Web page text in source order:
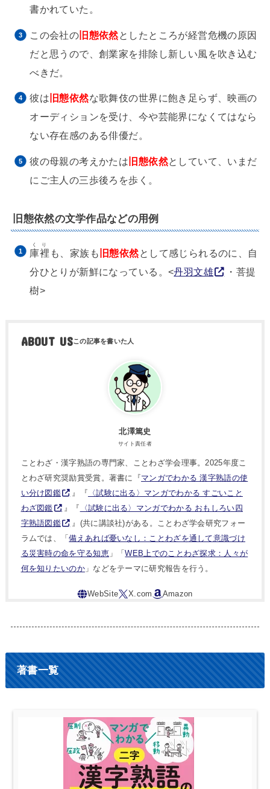
書かれていた。
この会社の 旧態依然としたところが経営危機の原因
だと思うので、創業家を排除し新しい風を吹き込む
べきだ。
彼は 旧態依然な歌舞伎の世界に飽き足らず、映画の
オーディションを受け、今や芸能界になくてはなら
ない存在感のある俳優だ。
彼の母親の考えかたは 旧態依然としていて、いまだ
にご主人の三歩後ろを歩く。
旧態依然の文学作品などの用例
庫裡
くり
も、家族も 旧態依然として感じられるのに、自
分ひとりが新鮮になっている。<丹羽文雄
・菩提
樹>
ABOUT US
北澤篤史
サイト責任者
ことわざ・漢字熟語の専門家、ことわざ学会理事。2025年度こ
とわざ研究奨励賞受賞。著書に『マンガでわかる 漢字熟語の使
い分け図鑑
』『 〈試験に出る〉マンガでわかる すごいこと
わざ図鑑
』『
〈試験に出る〉マンガでわかる おもしろい四
字熟語図鑑
』(共に講談社)がある。ことわざ学会研究フォー
ラムでは、「備えあれば憂いなし：ことわざを通して意識づけ
る災害時の命を守る知恵」「WEB上でのことわざ探求：人々が
何を知りたいのか」などをテーマに研究報告を行う。
著書一覧